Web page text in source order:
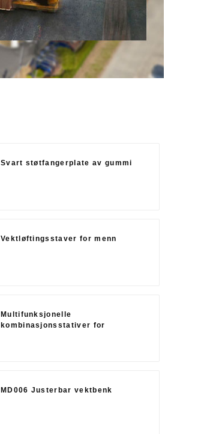
Svart støtfangerplate av gummi
Vektløftingsstaver for menn
Multifunksjonelle
kombinasjonsstativer for
MD006 Justerbar vektbenk